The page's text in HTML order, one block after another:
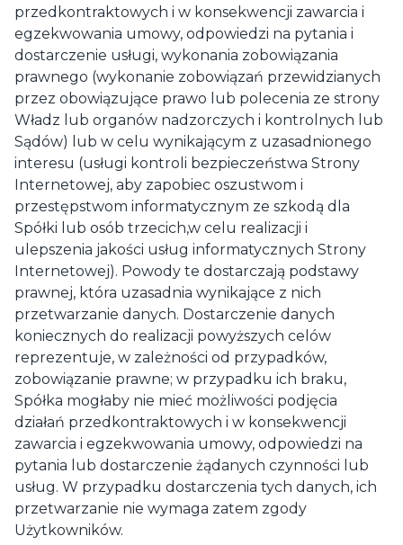
przedkontraktowych i w konsekwencji zawarcia i
egzekwowania umowy, odpowiedzi na pytania i
dostarczenie usługi, wykonania zobowiązania
prawnego (wykonanie zobowiązań przewidzianych
przez obowiązujące prawo lub polecenia ze strony
Władz lub organów nadzorczych i kontrolnych lub
Sądów) lub w celu wynikającym z uzasadnionego
interesu (usługi kontroli bezpieczeństwa Strony
Internetowej, aby zapobiec oszustwom i
przestępstwom informatycznym ze szkodą dla
Spółki lub osób trzecich,w celu realizacji i
ulepszenia jakości usług informatycznych Strony
Internetowej). Powody te dostarczają podstawy
prawnej, która uzasadnia wynikające z nich
przetwarzanie danych. Dostarczenie danych
koniecznych do realizacji powyższych celów
reprezentuje, w zależności od przypadków,
zobowiązanie prawne; w przypadku ich braku,
Spółka mogłaby nie mieć możliwości podjęcia
działań przedkontraktowych i w konsekwencji
zawarcia i egzekwowania umowy, odpowiedzi na
pytania lub dostarczenie żądanych czynności lub
usług. W przypadku dostarczenia tych danych, ich
przetwarzanie nie wymaga zatem zgody
Użytkowników.